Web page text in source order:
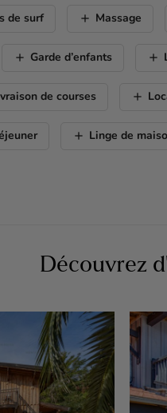
de surf add Massage
add Garde d’enfants add
de courses add
add Linge de
Découvrez